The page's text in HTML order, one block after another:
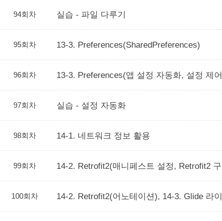
94회차 실습 - 파일 다루기
95회차 13-3. Preferences(SharedPreferences)
96회차 13-3. Preferences(앱 설정 자동화, 설정 제
97회차 실습 - 설정 자동화
98회차 14-1. 네트워크 정보 활용
99회차 14-2. Retrofit2(매니페스트 설정, Retrofit2
100회차 14-2. Retrofit2(어노테이션), 14-3. Glide 라